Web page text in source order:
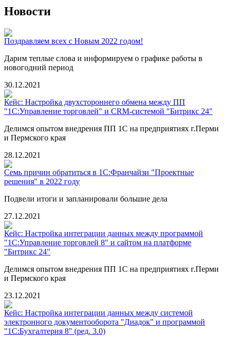
Новости
Поздравляем всех с Новым 2022 годом!
Дарим теплые слова и информируем о графике работы в
новогодний период
30.12.2021
Кейс: Настройка двухстороннего обмена между ПП
"1С:Управление торговлей" и CRM-системой "Битрикс 24"
Делимся опытом внедрения ПП 1С на предприятиях г.Перми
и Пермского края
28.12.2021
Семь причин обратиться в 1С:Франчайзи "Проектные
решения" в 2022 году
Подвели итоги и запланировали большие дела
27.12.2021
Кейс: Настройка интеграции данных между программой
"1С:Управление торговлей 8" и сайтом на платформе
"Битрикс 24"
Делимся опытом внедрения ПП 1С на предприятиях г.Перми
и Пермского края
23.12.2021
Кейс: Настройка интеграции данных между системой
электронного документооборота "Диадок" и программой
"1С:Бухгалтерия 8" (ред. 3.0)